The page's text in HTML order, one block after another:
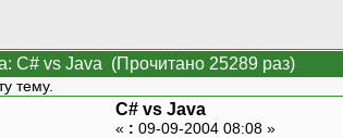
C# vs Java (Прочитано 25289 раз)
тему.
C# vs Java
« : 09-09-2004 08:08 »